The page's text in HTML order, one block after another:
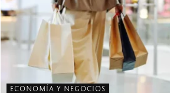
ECONOMÍA Y NEGOCIOS